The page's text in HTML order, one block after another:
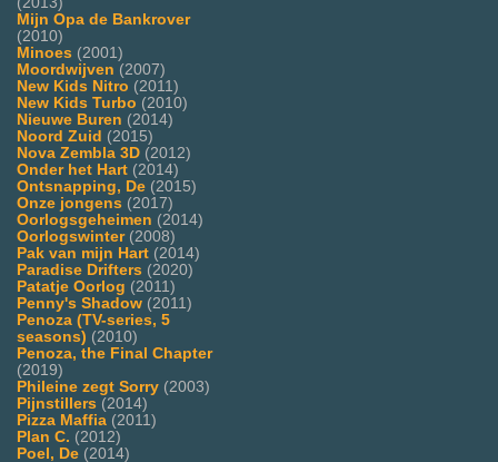
Mijn Opa de Bankrover
(2010)
Minoes (2001)
Moordwijven (2007)
New Kids Nitro (2011)
New Kids Turbo (2010)
Nieuwe Buren (2014)
Noord Zuid (2015)
Nova Zembla 3D (2012)
Onder het Hart (2014)
Ontsnapping, De (2015)
Onze jongens (2017)
Oorlogsgeheimen (2014)
Oorlogswinter(2008)
Pak van mijn Hart (2014)
Paradise Drifters (2020)
Patatje Oorlog (2011)
Penny's Shadow (2011)
Penoza (TV-series, 5
seasons) (2010)
Penoza, the Final Chapter
(2019)
Phileine zegt Sorry (2003)
Pijnstillers (2014)
Pizza Maffia (2011)
Plan C. (2012)
Poel, De (2014)